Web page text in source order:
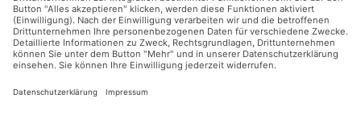
Sicher Einkaufen
Ladengeschäft
Newsletter